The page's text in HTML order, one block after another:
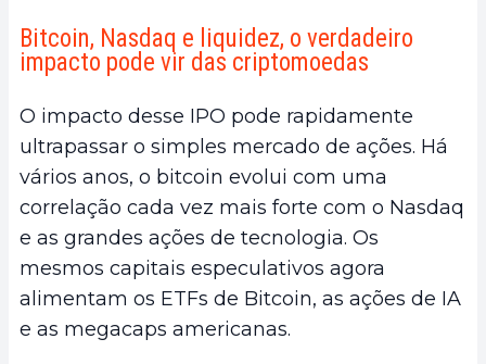
Bitcoin, Nasdaq e liquidez, o verdadeiro
impacto pode vir das criptomoedas
O impacto desse IPO pode rapidamente
ultrapassar o simples mercado de ações. Há
vários anos, o bitcoin evolui com uma
correlação cada vez mais forte com o Nasdaq
e as grandes ações de tecnologia. Os
mesmos capitais especulativos agora
alimentam os ETFs de Bitcoin, as ações de IA
e as megacaps americanas.